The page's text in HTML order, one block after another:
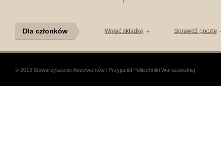
Dla członków Wpłać składkę Sprawdź pocztę
© 2013 Stowarzyszenie Absolwentów i Przyjaciół Politechniki Warszawskiej